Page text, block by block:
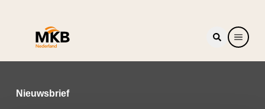
Nieuwsbrief